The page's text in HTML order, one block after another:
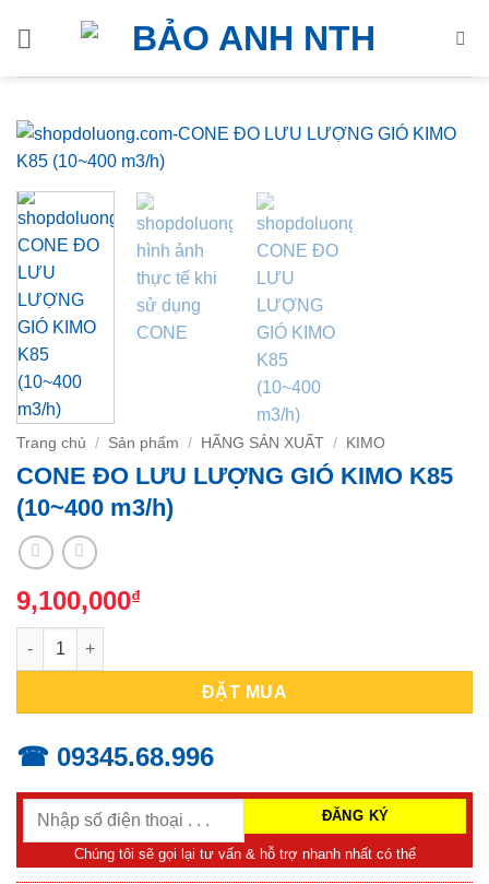
Trang chủ / Sản phẩm / HÃNG SẢN XUẤT / KIMO
CONE ĐO LƯU LƯỢNG GIÓ KIMO K85
(10~400 m3/h)
9,100,000₫
CONE ĐO LƯU LƯỢNG GIÓ KIMO K85 (10~400 m3/h) số lượng
ĐẶT MUA
☎ 09345.68.996
Chúng tôi sẽ gọi lại tư vấn & hỗ trợ nhanh nhất có thể